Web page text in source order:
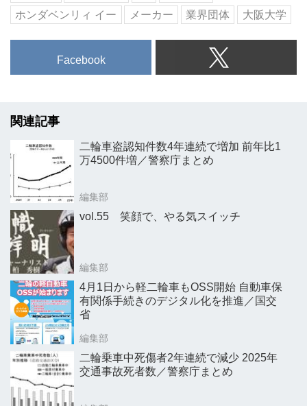
ホンダベンリィ イー
メーカー 業界団体 大阪大学
Facebook
関連記事
二輪車盗認知件数4年連続で増加 前年比1
万4500件増／警察庁まとめ
編集部
vol.55 笑顔で、やる気スイッチ
編集部
4月1日から軽二輪車もOSS開始 自動車保
有関係手続きのデジタル化を推進／国交
省
編集部
二輪乗車中死傷者2年連続で減少 2025年
交通事故死者数／警察庁まとめ